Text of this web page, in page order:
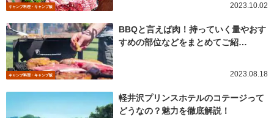
キャンプ料理・キャンプ飯 2023.10.02
キャンプ料理・キャンプ飯
BBQと言えば肉！持っていく量やおす
すめの部位などをまとめてご紹…
2023.08.18
軽井沢プリンスホテルのコテージって
どうなの？魅力を徹底解説！